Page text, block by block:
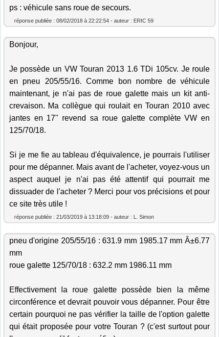
ps : véhicule sans roue de secours.
réponse publiée : 08/02/2018 à 22:22:54 - auteur : ERIC 59
Bonjour,
Je possède un VW Touran 2013 1.6 TDi 105cv. Je roule
en pneu 205/55/16. Comme bon nombre de véhicule
maintenant, je n'ai pas de roue galette mais un kit anti-
crevaison. Ma collègue qui roulait en Touran 2010 avec
jantes en 17'' revend sa roue galette complète VW en
125/70/18.
Si je me fie au tableau d'équivalence, je pourrais l'utiliser
pour me dépanner. Mais avant de l'acheter, voyez-vous un
aspect auquel je n'ai pas été attentif qui pourrait me
dissuader de l'acheter ? Merci pour vos précisions et pour
ce site très utile !
réponse publiée : 21/03/2019 à 13:18:09 - auteur : L. Simon
pneu d'origine 205/55/16 : 631.9 mm 1985.17 mm Â±6.77
mm
roue galette 125/70/18 : 632.2 mm 1986.11 mm
Effectivement la roue galette possède bien la même
circonférence et devrait pouvoir vous dépanner. Pour être
certain pourquoi ne pas vérifier la taille de l'option galette
qui était proposée pour votre Touran ? (c'est surtout pour